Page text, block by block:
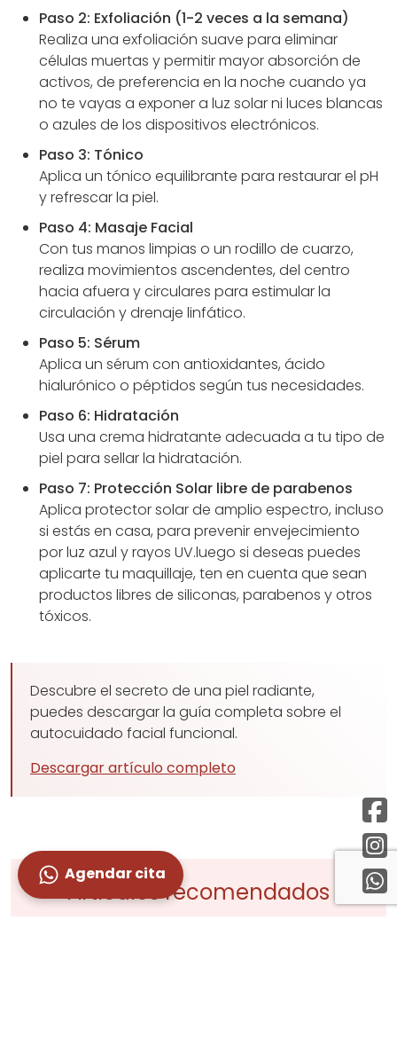
Paso 2: Exfoliación (1-2 veces a la semana)
Realiza una exfoliación suave para eliminar
células muertas y permitir mayor absorción de
activos, de preferencia en la noche cuando ya
no te vayas a exponer a luz solar ni luces blancas
o azules de los dispositivos electrónicos.
Paso 3: Tónico
Aplica un tónico equilibrante para restaurar el pH
y refrescar la piel.
Paso 4: Masaje Facial
Con tus manos limpias o un rodillo de cuarzo,
realiza movimientos ascendentes, del centro
hacia afuera y circulares para estimular la
circulación y drenaje linfático.
Paso 5: Sérum
Aplica un sérum con antioxidantes, ácido
hialurónico o péptidos según tus necesidades.
Paso 6: Hidratación
Usa una crema hidratante adecuada a tu tipo de
piel para sellar la hidratación.
Paso 7: Protección Solar libre de parabenos
Aplica protector solar de amplio espectro, incluso
si estás en casa, para prevenir envejecimiento
por luz azul y rayos UV.luego si deseas puedes
aplicarte tu maquillaje, ten en cuenta que sean
productos libres de siliconas, parabenos y otros
tóxicos.
Descubre el secreto de una piel radiante,
puedes descargar la guía completa sobre el
autocuidado facial funcional.
Descargar artículo completo
Artículos recomendados
Agendar cita